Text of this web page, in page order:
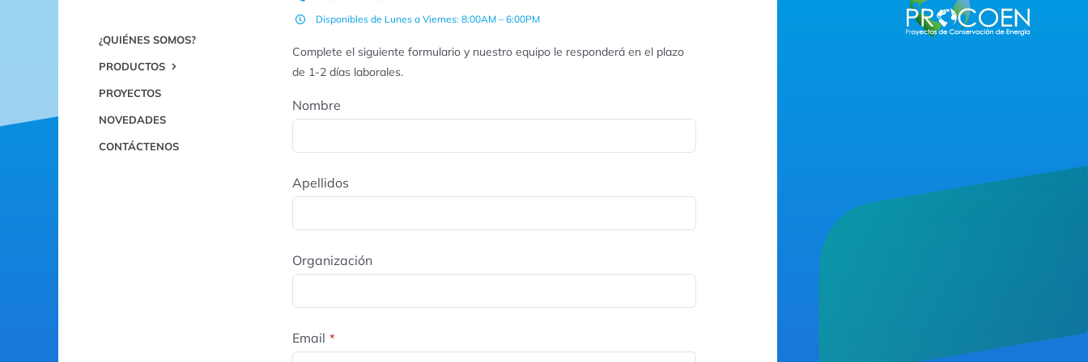
¿QUIÉNES SOMOS?
PRODUCTOS
PROYECTOS
NOVEDADES
CONTÁCTENOS
Disponibles de Lunes a Viernes: 8:00AM – 6:00PM
Complete el siguiente formulario y nuestro equipo le responderá en el plazo
de 1-2 días laborales.
Nombre
Apellidos
Organización
Email *